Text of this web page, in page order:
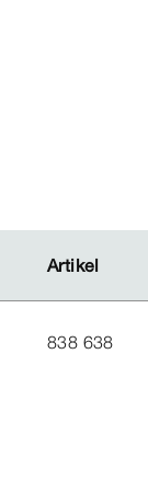
Artikel
Artikel
838 638